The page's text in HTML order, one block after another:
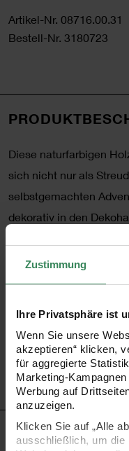
Zustimmung
Ihre Privatsphäre ist
Wenn Sie unsere
akzeptieren“ klicken,
für aggregierte
Marketing-
Werbung auf
anzuzeigen.
Klicken Sie auf „Alle
ausschließlich, um die
Artikel-Nr. 08716.00.31
Bestell-Nr. 3180723
Diese naturfarbigen
sich nicht nur als
selbstgemachten
dekorativ in den
einfach mit etwas
Holzfiguren sind
gestaltbar, werden Sie
Inhalt: 5x
HERSTELLER